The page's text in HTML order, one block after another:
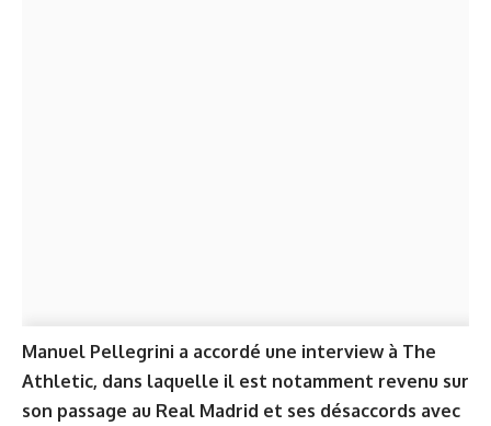
Manuel Pellegrini a accordé une interview à The
Athletic, dans laquelle il est notamment revenu sur
son passage au Real Madrid et ses désaccords avec